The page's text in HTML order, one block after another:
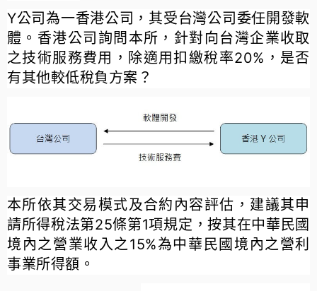
Y公司為一香港公司，其受台灣公司委任開發軟
體。香港公司詢問本所，針對向台灣企業收取
之技術服務費用，除適用扣繳稅率20%，是否
有其他較低稅負方案？
本所依其交易模式及合約內容評估，建議其申
請所得稅法第25條第1項規定，按其在中華民國
境內之營業收入之15%為中華民國境內之營利
事業所得額。